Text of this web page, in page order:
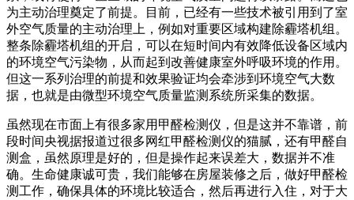
为主动治理奠定了前提。目前，已经有一些技术被引用到了室
外空气质量的主动治理上，例如对重要区域构建除霾塔机组。
整条除霾塔机组的开启，可以在短时间内有效降低设备区域内
的环境空气污染物，从而起到改善健康室外呼吸环境的作用。
但这一系列治理的前提和效果验证均会牵涉到环境空气大数
据，也就是由微型环境空气质量监测系统所采集的数据。
虽然现在市面上有很多家用甲醛检测仪，但是这并不靠谱，前
段时间央视据报道过很多网红甲醛检测仪的猫腻，还有甲醛自
测盒，虽然原理是好的，但是操作起来误差大，数据并不准
确。生命健康诚可贵，我们能够在房屋装修之后，做好甲醛检
测工作，确保具体的环境比较适合，然后再进行入住，对于大